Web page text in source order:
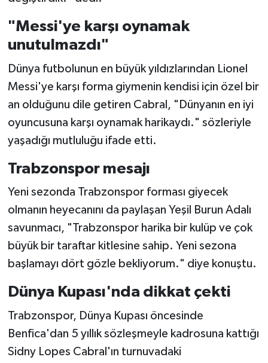
"Messi'ye karşı oynamak
unutulmazdı"
Dünya futbolunun en büyük yıldızlarından Lionel
Messi'ye karşı forma giymenin kendisi için özel bir
an olduğunu dile getiren Cabral, "Dünyanın en iyi
oyuncusuna karşı oynamak harikaydı." sözleriyle
yaşadığı mutluluğu ifade etti.
Trabzonspor mesajı
Yeni sezonda Trabzonspor forması giyecek
olmanın heyecanını da paylaşan Yeşil Burun Adalı
savunmacı, "Trabzonspor harika bir kulüp ve çok
büyük bir taraftar kitlesine sahip. Yeni sezona
başlamayı dört gözle bekliyorum." diye konuştu.
Dünya Kupası'nda dikkat çekti
Trabzonspor, Dünya Kupası öncesinde
Benfica'dan 5 yıllık sözleşmeyle kadrosuna kattığı
Sidny Lopes Cabral'ın turnuvadaki